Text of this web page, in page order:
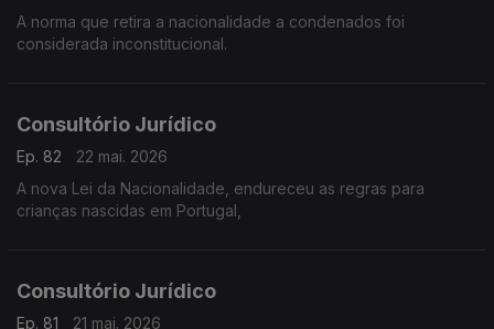
A norma que retira a nacionalidade a condenados foi
considerada inconstitucional.
Consultório Jurídico
Ep. 82
22 mai. 2026
A nova Lei da Nacionalidade, endureceu as regras para
crianças nascidas em Portugal,
Consultório Jurídico
Ep. 81 21 mai. 2026